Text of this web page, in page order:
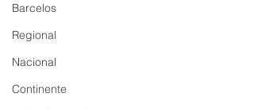
Barcelos
Regional
Nacional
Continente